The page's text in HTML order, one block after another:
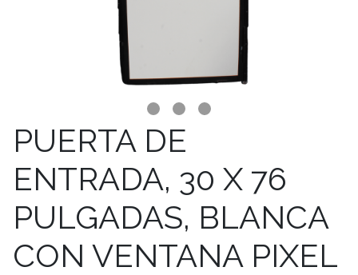
PUERTA DE
ENTRADA, 30 X 76
PULGADAS, BLANCA
CON VENTANA PIXEL